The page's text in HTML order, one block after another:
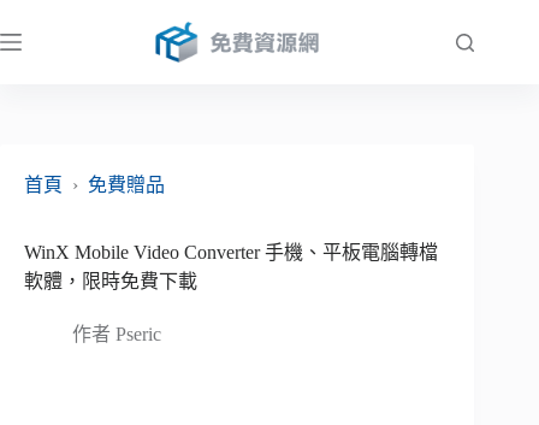
至
首頁
› 免費贈品
WinX Mobile Video Converter 手機、平板電腦轉檔
軟體，限時免費下載
作者 Pseric